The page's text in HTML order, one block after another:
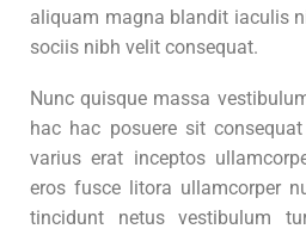
aliquam magna blandit iaculis
sociis nibh velit consequat.
Nunc quisque massa
hac hac posuere sit
varius erat inceptos
eros fusce litora ullamcorper
tincidunt netus vestibulum